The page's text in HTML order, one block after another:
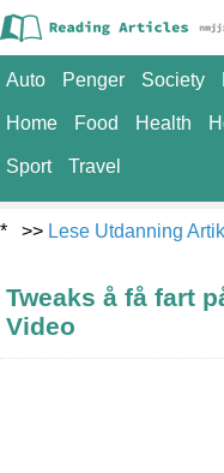
Auto Penger Society
Home Food Health
Sport Travel
* >> Lese Utdanning
Tweaks å få fart
Video